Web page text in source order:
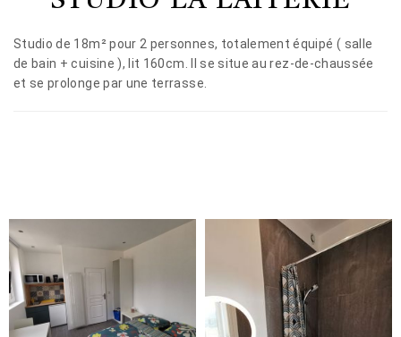
Studio de 18m² pour 2 personnes, totalement équipé ( salle
de bain + cuisine ), lit 160cm. Il se situe au rez-de-chaussée
et se prolonge par une terrasse.